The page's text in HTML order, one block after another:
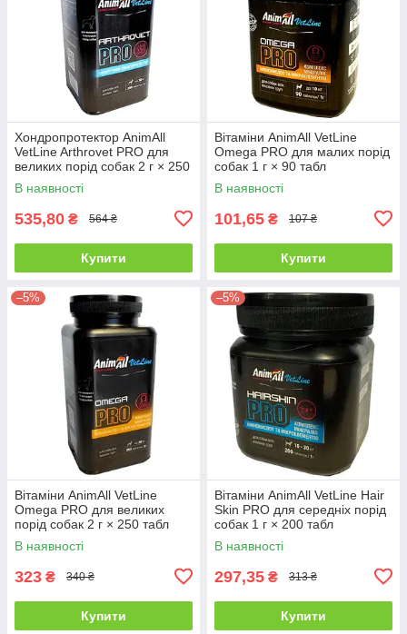
Хондропротектор AnimAll
VetLine Arthrovet PRO для
великих порід собак 2 г × 250
табл
В наявності
535,80 ₴ 564 ₴
Купити
Вітаміни AnimAll VetLine
Omega PRO для малих порід
собак 1 г × 90 табл
В наявності
101,65 ₴ 107 ₴
Купити
–5%
Вітаміни AnimAll VetLine
Omega PRO для великих
порід собак 2 г × 250 табл
В наявності
323 ₴ 340 ₴
Купити
–5%
Вітаміни AnimAll VetLine Hair
Skin PRO для середніх порід
собак 1 г × 200 табл
В наявності
297,35 ₴ 313 ₴
Купити